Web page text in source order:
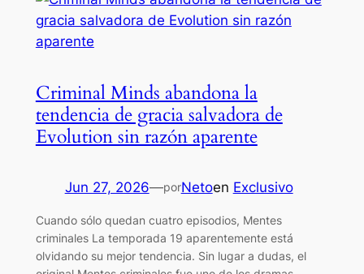
Criminal Minds abandona la
tendencia de gracia salvadora de
Evolution sin razón aparente
Jun 27, 2026—porNetoen Exclusivo
Cuando sólo quedan cuatro episodios, Mentes
criminales La temporada 19 aparentemente está
olvidando su mejor tendencia. Sin lugar a dudas, el